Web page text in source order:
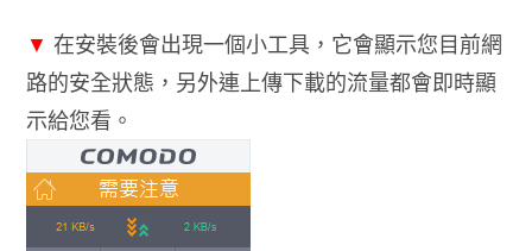
▼ 在安裝後會出現一個小工具，它會顯示您目前網
路的安全狀態，另外連上傳下載的流量都會即時顯
示給您看。